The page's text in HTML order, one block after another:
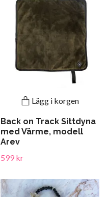
Lägg i korgen
Back on Track Sittdyna
med Värme, modell
Arev
599 kr